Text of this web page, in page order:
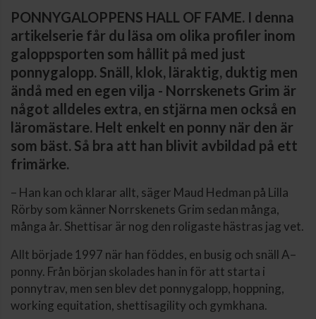
PONNYGALOPPENS HALL OF FAME. I denna
artikelserie får du läsa om olika profiler inom
galoppsporten som hållit på med just
ponnygalopp. Snäll, klok, läraktig, duktig men
ändå med en egen vilja - Norrskenets Grim är
något alldeles extra, en stjärna men också en
läromästare. Helt enkelt en ponny när den är
som bäst. Så bra att han blivit avbildad på ett
frimärke.
– Han kan och klarar allt, säger Maud Hedman på Lilla
Rörby som känner Norrskenets Grim sedan många,
många år. Shettisar är nog den roligaste hästras jag vet.
Allt började 1997 när han föddes, en busig och snäll A–
ponny. Från början skolades han in för att starta i
ponnytrav, men sen blev det ponnygalopp, hoppning,
working equitation, shettisagility och gymkhana.